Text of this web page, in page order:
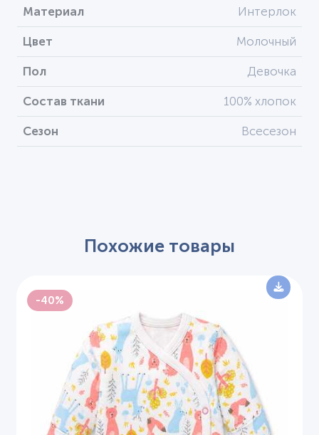
Материал Интерлок
Цвет Молочный
Пол Девочка
Состав ткани 100% хлопок
Сезон Всесезон
Похожие товары
-40%